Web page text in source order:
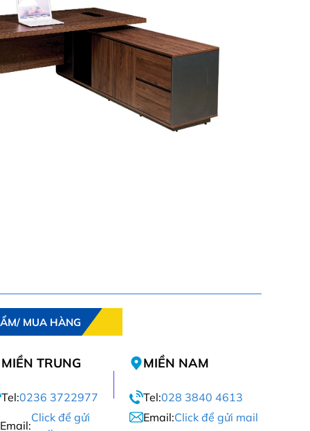
MUA HÀNG
MIỀN TRUNG
Tel:0236 3722977
Email:
Click để gửi
MIỀN NAM
Tel:028 3840 4613
Email:Click để gửi mail